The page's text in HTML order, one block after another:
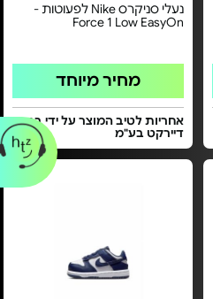
נעלי סניקרס Nike לפעוטות -
Force 1 Low EasyOn
מחיר מיוחד
אחריות לטיב המוצר על ידי ברנד
דיירקט בע"מ